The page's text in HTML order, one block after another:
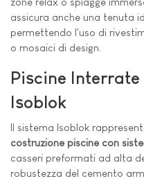
assicura anche una tenuta
permettendo l'uso di
o mosaici di design.
Piscine Interrate
Isoblok
Il sistema Isoblok
costruzione piscine con
casseri preformati ad alta
robustezza del cemento